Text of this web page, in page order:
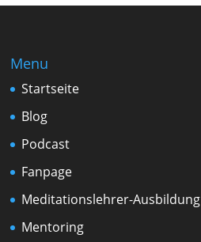
Menu
Startseite
Blog
Podcast
Fanpage
Meditationslehrer-Ausbildung
Mentoring